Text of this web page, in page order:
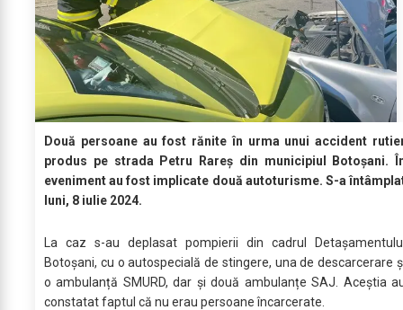
Două persoane au fost rănite în urma unui accident
produs pe strada Petru Rareș din municipiul Botoșani.
eveniment au fost implicate două autoturisme. S-a
luni, 8 iulie 2024.
La caz s-au deplasat pompierii din cadrul
Botoșani, cu o autospecială de stingere, una de descarcerare
o ambulanță SMURD, dar și două ambulanțe SAJ. Aceștia
constatat faptul că nu erau persoane încarcerate.